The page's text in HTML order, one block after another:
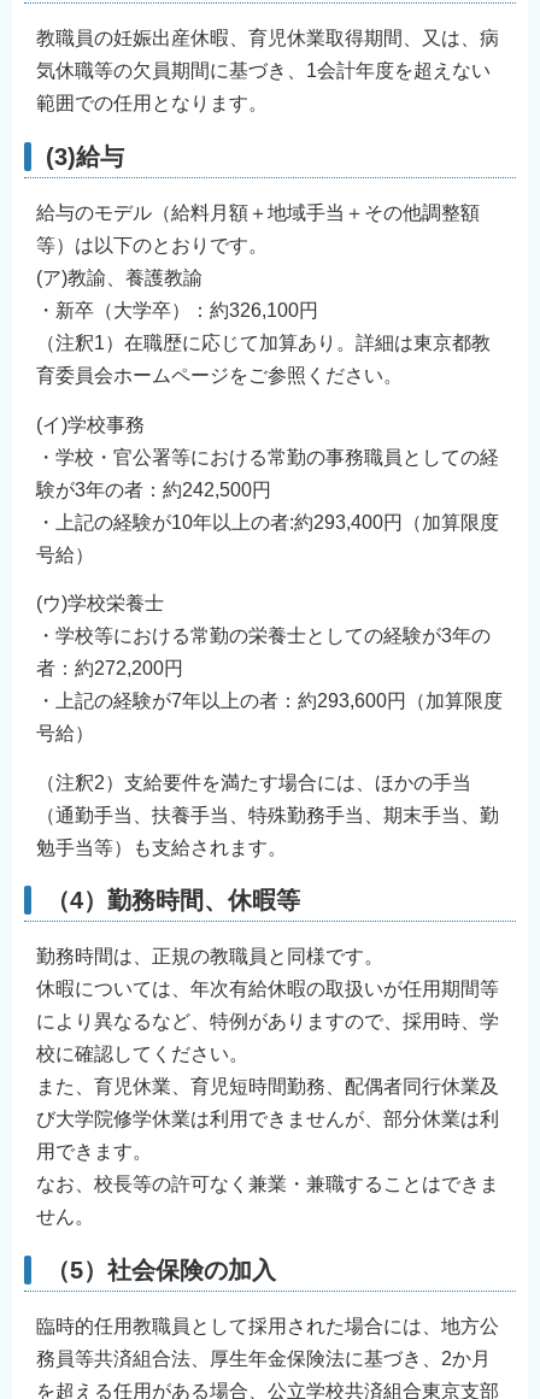
教職員の妊娠出産休暇、育児休業取得期間、又は、病
気休職等の欠員期間に基づき、1会計年度を超えない
範囲での任用となります。
(3)給与
給与のモデル（給料月額＋地域手当＋その他調整額
等）は以下のとおりです。
(ア)教諭、養護教諭
・新卒（大学卒）：約326,100円
（注釈1）在職歴に応じて加算あり。詳細は東京都教
育委員会ホームページをご参照ください。
(イ)学校事務
・学校・官公署等における常勤の事務職員としての経
験が3年の者：約242,500円
・上記の経験が10年以上の者:約293,400円（加算限度
号給）
(ウ)学校栄養士
・学校等における常勤の栄養士としての経験が3年の
者：約272,200円
・上記の経験が7年以上の者：約293,600円（加算限度
号給）
（注釈2）支給要件を満たす場合には、ほかの手当
（通勤手当、扶養手当、特殊勤務手当、期末手当、勤
勉手当等）も支給されます。
（4）勤務時間、休暇等
勤務時間は、正規の教職員と同様です。
休暇については、年次有給休暇の取扱いが任用期間等
により異なるなど、特例がありますので、採用時、学
校に確認してください。
また、育児休業、育児短時間勤務、配偶者同行休業及
び大学院修学休業は利用できませんが、部分休業は利
用できます。
なお、校長等の許可なく兼業・兼職することはできま
せん。
（5）社会保険の加入
臨時的任用教職員として採用された場合には、地方公
務員等共済組合法、厚生年金保険法に基づき、2か月
を超える任用がある場合、公立学校共済組合東京支部